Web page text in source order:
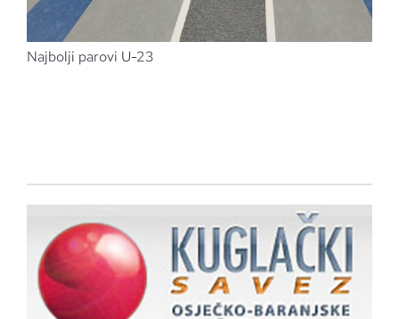
Najbolji parovi U-23